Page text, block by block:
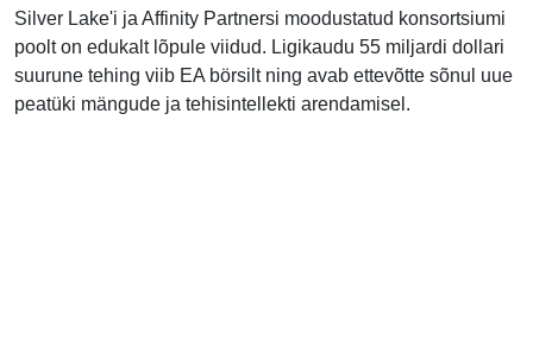
Silver Lake'i ja Affinity Partnersi moodustatud konsortsiumi
poolt on edukalt lõpule viidud. Ligikaudu 55 miljardi dollari
suurune tehing viib EA börsilt ning avab ettevõtte sõnul uue
peatüki mängude ja tehisintellekti arendamisel.